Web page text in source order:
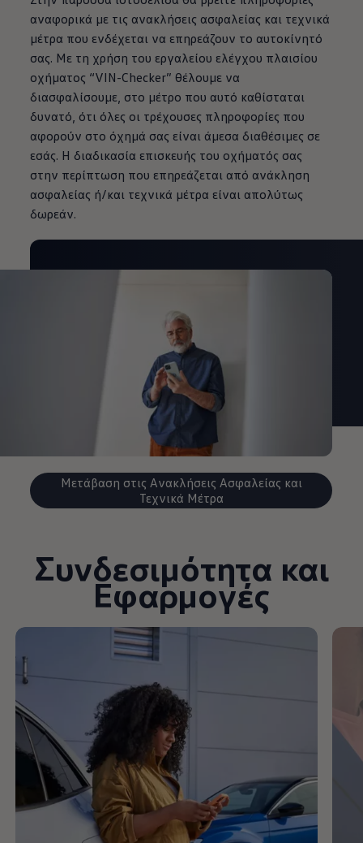
αναφορικά με τις ανακλήσεις ασφαλείας και τεχνικά
μέτρα που ενδέχεται να επηρεάζουν το αυτοκίνητό
σας. Με τη χρήση του εργαλείου ελέγχου πλαισίου
οχήματος “VIN-Checker” θέλουμε να
διασφαλίσουμε, στο μέτρο που αυτό καθίσταται
δυνατό, ότι όλες οι τρέχουσες πληροφορίες που
αφορούν στο όχημά σας είναι άμεσα διαθέσιμες σε
εσάς. H διαδικασία επισκευής του οχήματός σας
στην περίπτωση που επηρεάζεται από ανάκληση
ασφαλείας ή/και τεχνικά μέτρα είναι απολύτως
δωρεάν.
Μετάβαση στις Ανακλήσεις Ασφαλείας και
Τεχνικά Μέτρα
Συνδεσιμότητα και
Εφαρμογές